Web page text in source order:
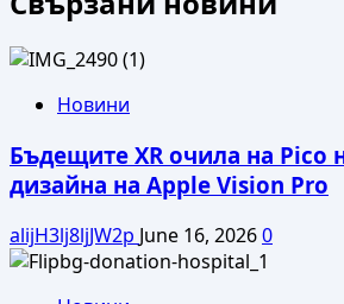
Новини
Бъдещите XR очила на Pico
дизайна на Apple Vision Pro
alijH3lj8ljJW2p June 16, 20260